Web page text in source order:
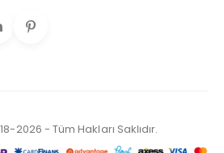
2026 - Tüm Hakları Saklıdır.